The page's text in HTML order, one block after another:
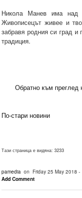
Никола Манев има над
Живописецът живее и
забравя родния си град и
традиция.
Обратно към преглед
По-стари новини
Тази страница е видяна: 3233
pamedia on Friday 25 May 2018 -
Add Comment